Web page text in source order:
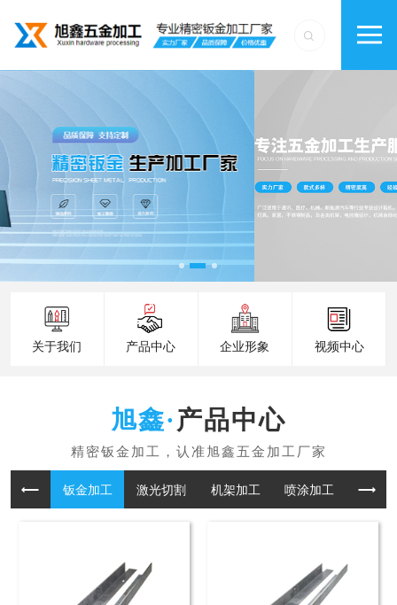
关于我们 产品中心 企业形象 视频中心
产品中心
钣金加工 激光切割 机架加工 喷涂加工 折板